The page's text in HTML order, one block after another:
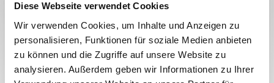
Diese Webseite verwendet Cookies
Wir verwenden Cookies, um Inhalte und Anzeigen zu
personalisieren, Funktionen für soziale Medien anbieten
zu können und die Zugriffe auf unsere Website zu
analysieren. Außerdem geben wir Informationen zu Ihrer
die gesamte Prozesskette in der Buchhaltung automatisiert.
Sowohl elektronische Kontoauszüge als auch Avise werden
nun automatisch verarbeitet und gebucht.
Bisher hatte SEEGER-ORBIS noch keine Automatisierungstools
in der Buchhaltung genutzt. Sowohl Avise als auch Zahlungsein-
und ausgänge mussten manuell bearbeitet werden.